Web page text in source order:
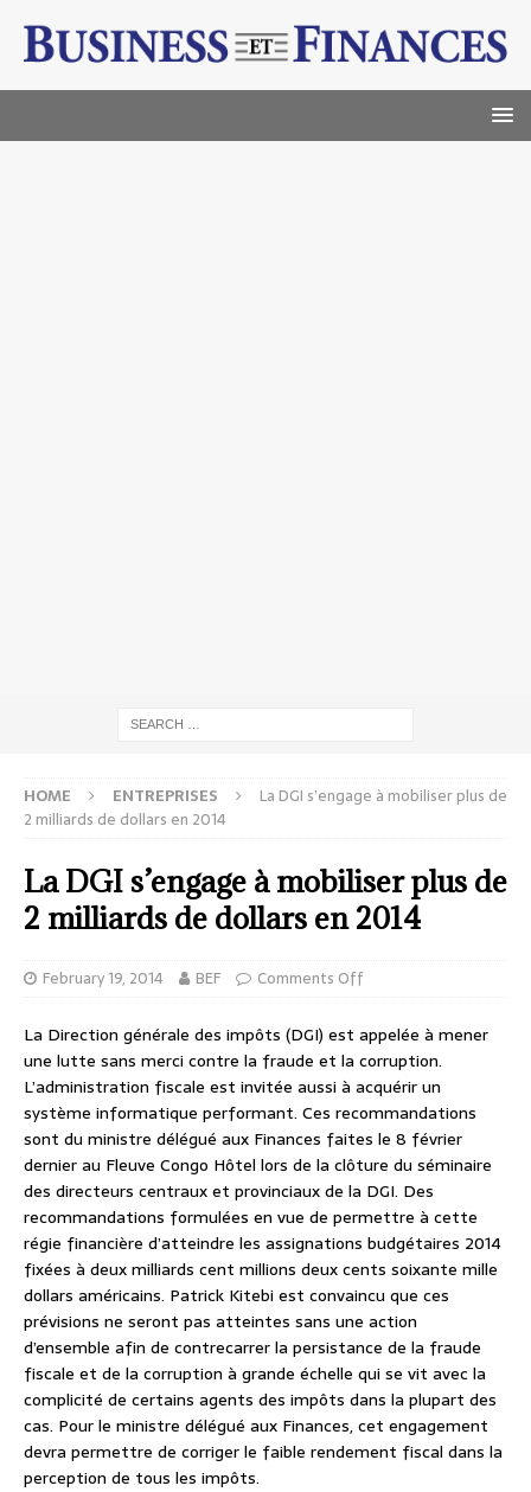
HOME ENTREPRISES
La DGI s’engage à mobiliser plus de
2 milliards de dollars en 2014
La DGI s’engage à mobiliser plus de
2 milliards de dollars en 2014
February 19, 2014 BEF Comments Off
La Direction générale des impôts (DGI) est appelée à mener
une lutte sans merci contre la fraude et la corruption.
L’administration fiscale est invitée aussi à acquérir un
système informatique performant. Ces recommandations
sont du ministre délégué aux Finances faites le 8 février
dernier au Fleuve Congo Hôtel lors de la clôture du séminaire
des directeurs centraux et provinciaux de la DGI. Des
recommandations formulées en vue de permettre à cette
régie financière d’atteindre les assignations budgétaires 2014
fixées à deux milliards cent millions deux cents soixante mille
dollars américains. Patrick Kitebi est convaincu que ces
prévisions ne seront pas atteintes sans une action
d’ensemble afin de contrecarrer la persistance de la fraude
fiscale et de la corruption à grande échelle qui se vit avec la
complicité de certains agents des impôts dans la plupart des
cas. Pour le ministre délégué aux Finances, cet engagement
devra permettre de corriger le faible rendement fiscal dans la
perception de tous les impôts.